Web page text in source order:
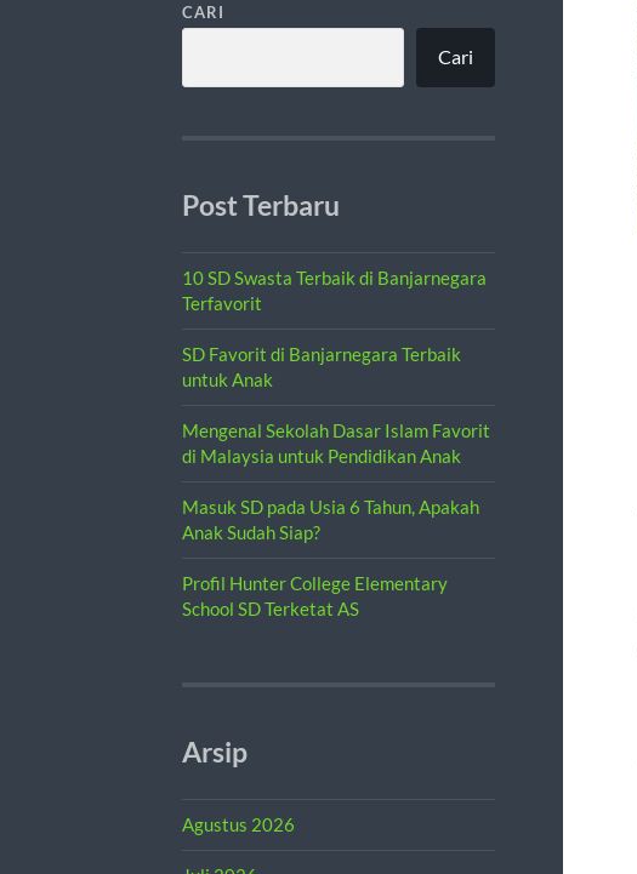
CARI
Cari
Post Terbaru
10 SD Swasta Terbaik di Banjarnegara
Terfavorit
SD Favorit di Banjarnegara Terbaik
untuk Anak
Mengenal Sekolah Dasar Islam Favorit
di Malaysia untuk Pendidikan Anak
Masuk SD pada Usia 6 Tahun, Apakah
Anak Sudah Siap?
Profil Hunter College Elementary
School SD Terketat AS
Arsip
Agustus 2026